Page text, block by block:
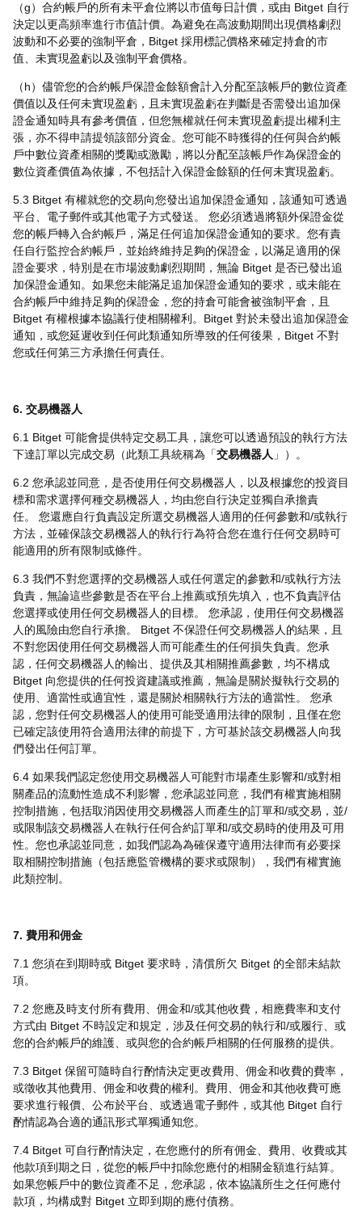
（g）合約帳戶的所有未平倉位將以市值每日計價，或由 Bitget 自行
決定以更高頻率進行市值計價。為避免在高波動期間出現價格劇烈
波動和不必要的強制平倉，Bitget 採用標記價格來確定持倉的市
值、未實現盈虧以及強制平倉價格。
（h）儘管您的合約帳戶保證金餘額會計入分配至該帳戶的數位資產
價值以及任何未實現盈虧，且未實現盈虧在判斷是否需發出追加保
證金通知時具有參考價值，但您無權就任何未實現盈虧提出權利主
張，亦不得申請提領該部分資金。您可能不時獲得的任何與合約帳
戶中數位資產相關的獎勵或激勵，將以分配至該帳戶作為保證金的
數位資產價值為依據，不包括計入保證金餘額的任何未實現盈虧。
5.3 Bitget 有權就您的交易向您發出追加保證金通知，該通知可透過
平台、電子郵件或其他電子方式發送。 您必須透過將額外保證金從
您的帳戶轉入合約帳戶，滿足任何追加保證金通知的要求。您有責
任自行監控合約帳戶，並始終維持足夠的保證金，以滿足適用的保
證金要求，特別是在市場波動劇烈期間，無論 Bitget 是否已發出追
加保證金通知。如果您未能滿足追加保證金通知的要求，或未能在
合約帳戶中維持足夠的保證金，您的持倉可能會被強制平倉，且
Bitget 有權根據本協議行使相關權利。Bitget 對於未發出追加保證金
通知，或您延遲收到任何此類通知所導致的任何後果，Bitget 不對
您或任何第三方承擔任何責任。
6. 交易機器人
6.1 Bitget 可能會提供特定交易工具，讓您可以透過預設的執行方法
下達訂單以完成交易（此類工具統稱為「交易機器人 」）。
6.2 您承認並同意，是否使用任何交易機器人，以及根據您的投資目
標和需求選擇何種交易機器人，均由您自行決定並獨自承擔責
任。 您還應自行負責設定所選交易機器人適用的任何參數和/或執行
方法，並確保該交易機器人的執行行為符合您在進行任何交易時可
能適用的所有限制或條件。
6.3 我們不對您選擇的交易機器人或任何選定的參數和/或執行方法
負責，無論這些參數是否在平台上推薦或預先填入，也不負責評估
您選擇或使用任何交易機器人的目標。 您承認，使用任何交易機器
人的風險由您自行承擔。 Bitget 不保證任何交易機器人的結果，且
不對您因使用任何交易機器人而可能產生的任何損失負責。您承
認，任何交易機器人的輸出、提供及其相關推薦參數，均不構成
Bitget 向您提供的任何投資建議或推薦，無論是關於擬執行交易的
使用、適當性或適宜性，還是關於相關執行方法的適當性。 您承
認，您對任何交易機器人的使用可能受適用法律的限制，且僅在您
已確定該使用符合適用法律的前提下，方可基於該交易機器人向我
們發出任何訂單。
6.4 如果我們認定您使用交易機器人可能對市場產生影響和/或對相
關產品的流動性造成不利影響，您承認並同意，我們有權實施相關
控制措施，包括取消因使用交易機器人而產生的訂單和/或交易，並/
或限制該交易機器人在執行任何合約訂單和/或交易時的使用及可用
性。您也承認並同意，如我們認為為確保遵守適用法律而有必要採
取相關控制措施（包括應監管機構的要求或限制），我們有權實施
此類控制。
7. 費用和佣金
7.1 您須在到期時或 Bitget 要求時，清償所欠 Bitget 的全部未結款
項。
7.2 您應及時支付所有費用、佣金和/或其他收費，相應費率和支付
方式由 Bitget 不時設定和規定，涉及任何交易的執行和/或履行、或
您的合約帳戶的維護、或與您的合約帳戶相關的任何服務的提供。
7.3 Bitget 保留可隨時自行酌情決定更改費用、佣金和收費的費率，
或徵收其他費用、佣金和收費的權利。費用、佣金和其他收費可應
要求進行報價、公布於平台、或透過電子郵件，或其他 Bitget 自行
酌情認為合適的通訊形式單獨通知您。
7.4 Bitget 可自行酌情決定，在您應付的所有佣金、費用、收費或其
他款項到期之日，從您的帳戶中扣除您應付的相關金額進行結算。
如果您帳戶中的數位資產不足，您承認，依本協議所生之任何應付
款項，均構成對 Bitget 立即到期的應付債務。